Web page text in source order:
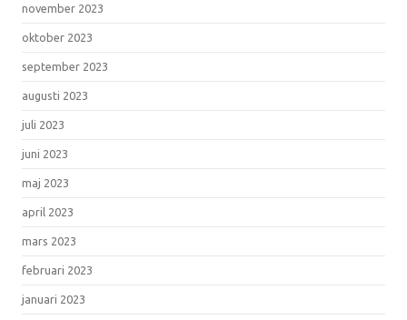
november 2023
oktober 2023
september 2023
augusti 2023
juli 2023
juni 2023
maj 2023
april 2023
mars 2023
februari 2023
januari 2023